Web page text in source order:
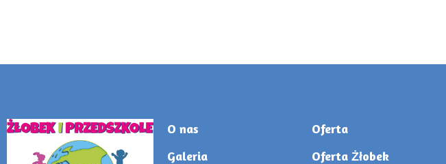
O nas
Galeria
Oferta
Oferta Żłobek